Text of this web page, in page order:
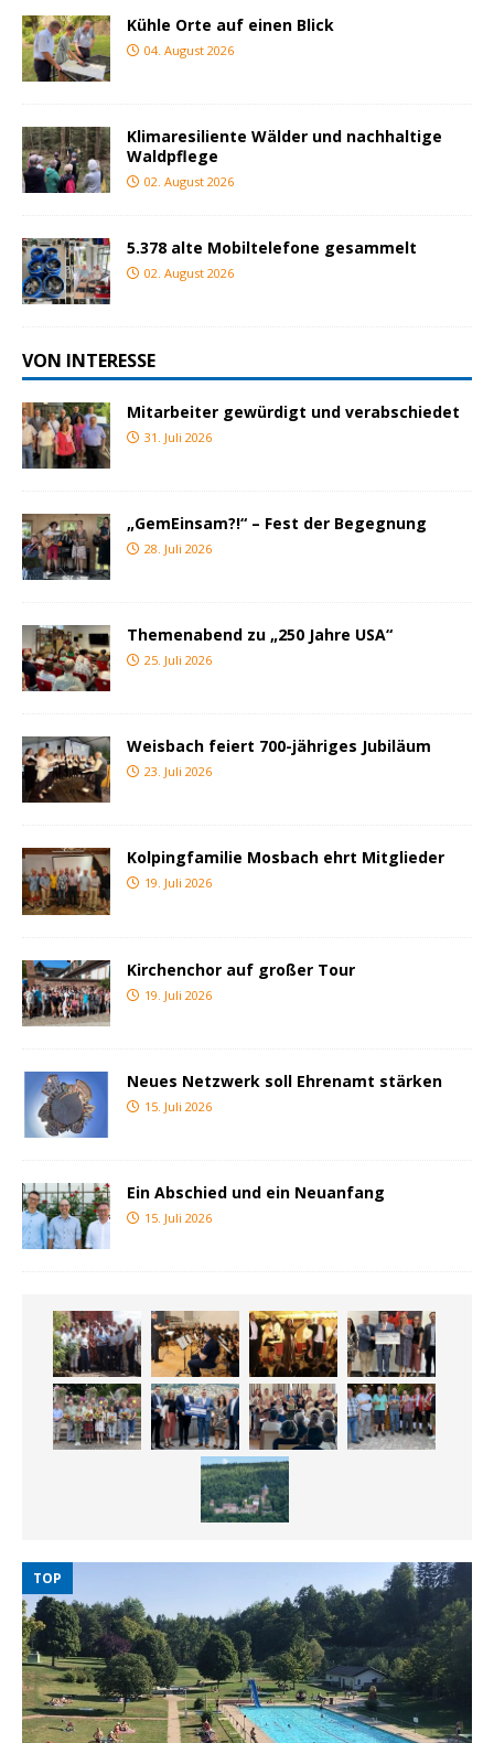
Kühle Orte auf einen Blick
04. August 2026
Klimaresiliente Wälder und nachhaltige
Waldpflege
02. August 2026
5.378 alte Mobiltelefone gesammelt
02. August 2026
VON INTERESSE
Mitarbeiter gewürdigt und verabschiedet
31. Juli 2026
„GemEinsam?!“ – Fest der Begegnung
28. Juli 2026
Themenabend zu „250 Jahre USA“
25. Juli 2026
Weisbach feiert 700-jähriges Jubiläum
23. Juli 2026
Kolpingfamilie Mosbach ehrt Mitglieder
19. Juli 2026
Kirchenchor auf großer Tour
19. Juli 2026
Neues Netzwerk soll Ehrenamt stärken
15. Juli 2026
Ein Abschied und ein Neuanfang
15. Juli 2026
TOP